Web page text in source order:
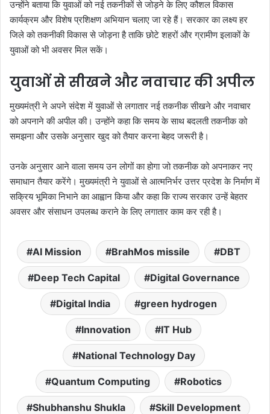
उन्होंने बताया कि युवाओं को नई तकनीकों से जोड़ने के लिए कौशल विकास
कार्यक्रम और विशेष प्रशिक्षण अभियान चलाए जा रहे हैं। सरकार का लक्ष्य हर
जिले को तकनीकी विकास से जोड़ना है ताकि छोटे शहरों और ग्रामीण इलाकों के
युवाओं को भी अवसर मिल सकें।
युवाओं से सीखने और नवाचार की अपील
मुख्यमंत्री ने अपने संदेश में युवाओं से लगातार नई तकनीक सीखने और नवाचार
को अपनाने की अपील की। उन्होंने कहा कि समय के साथ बदलती तकनीक को
समझना और उसके अनुसार खुद को तैयार करना बेहद जरूरी है।
उनके अनुसार आने वाला समय उन लोगों का होगा जो तकनीक को अपनाकर नए
समाधान तैयार करेंगे। मुख्यमंत्री ने युवाओं से आत्मनिर्भर उत्तर प्रदेश के निर्माण में
सक्रिय भूमिका निभाने का आह्वान किया और कहा कि राज्य सरकार उन्हें बेहतर
अवसर और संसाधन उपलब्ध कराने के लिए लगातार काम कर रही है।
AI Mission BrahMos missile DBT
Deep Tech Capital Digital Governance
Digital India green hydrogen
Innovation IT Hub
National Technology Day
Quantum Computing Robotics
Shubhanshu Shukla Skill Development